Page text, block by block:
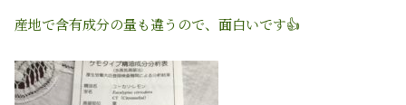
産地で含有成分の量も違うので、面白いです👍